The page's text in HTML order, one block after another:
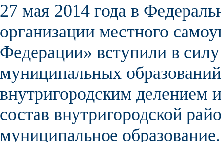
27 мая 2014 года в
организации местного
Федерации» вступили в
муниципальных
внутригородским делением
состав внутригородской
муниципальное образование.